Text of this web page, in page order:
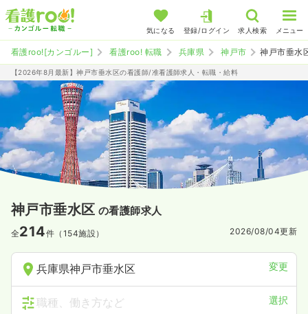
気になる 登録/ログイン 求人検索 メニュー
看護roo![カンゴルー] 看護roo! 転職 兵庫県 神戸市 神戸市垂水
【2026年8月最新】神戸市垂水区の看護師/准看護師求人・転職・給料
神戸市垂水区 の看護師求人
全214件（154施設） 2026/08/04更新
兵庫県神戸市垂水区 変更
職種、働き方など 選択